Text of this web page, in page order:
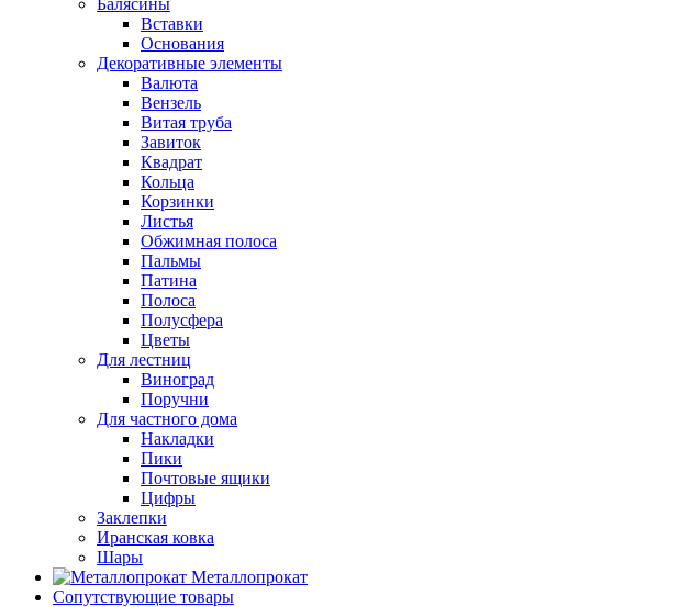
Балясины
Вставки
Основания
Декоративные элементы
Валюта
Вензель
Витая труба
Завиток
Квадрат
Кольца
Корзинки
Листья
Обжимная полоса
Пальмы
Патина
Полоса
Полусфера
Цветы
Для лестниц
Виноград
Поручни
Для частного дома
Накладки
Пики
Почтовые ящики
Цифры
Заклепки
Иранская ковка
Шары
Металлопрокат
Сопутствующие товары